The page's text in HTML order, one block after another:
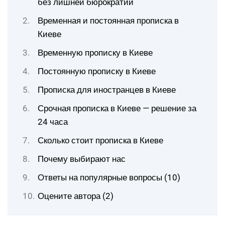
без лишней бюрократии
Временная и постоянная прописка в
Киеве
Временную прописку в Киеве
Постоянную прописку в Киеве
Прописка для иностранцев в Киеве
Срочная прописка в Киеве — решение за
24 часа
Сколько стоит прописка в Киеве
Почему выбирают нас
Ответы на популярные вопросы (10)
Оцените автора (2)